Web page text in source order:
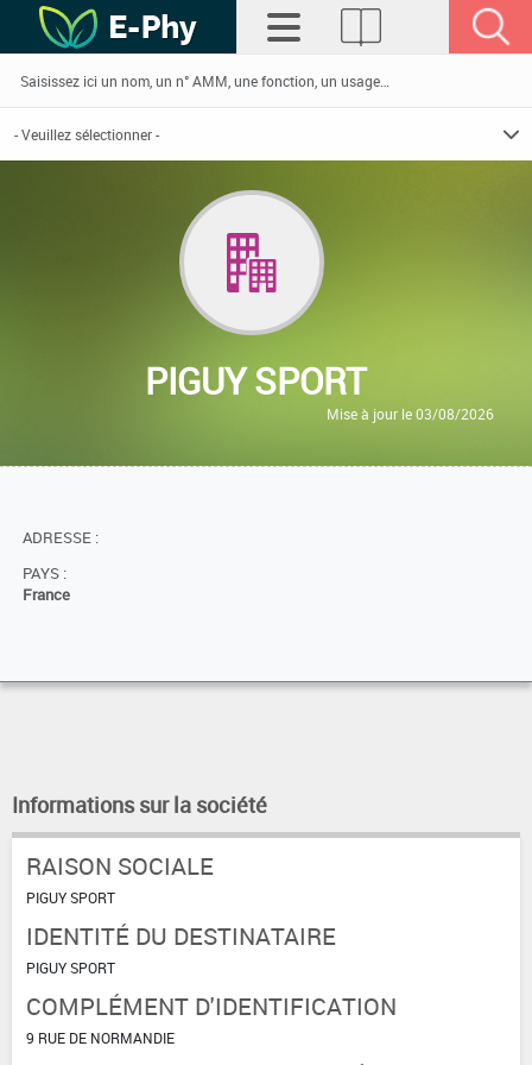
PIGUY SPORT
Mise à jour le 03/08/2026
ADRESSE :
PAYS :
France
Informations sur la société
RAISON SOCIALE
PIGUY SPORT
IDENTITÉ DU DESTINATAIRE
PIGUY SPORT
COMPLÉMENT D'IDENTIFICATION
9 RUE DE NORMANDIE